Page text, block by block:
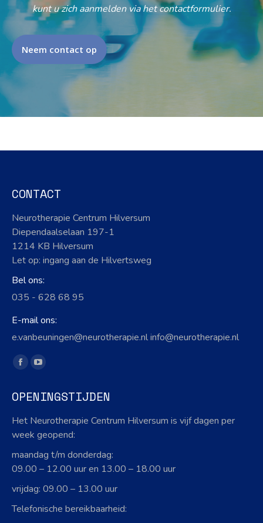
kunt u zich aanmelden via het contactformulier.
Neem contact op
CONTACT
Neurotherapie Centrum Hilversum
Diependaalselaan 197-1
1214 KB Hilversum
Let op: ingang aan de Hilvertsweg
Bel ons:
035 - 628 68 95
E-mail ons:
e.vanbeuningen@neurotherapie.nl info@neurotherapie.nl
Vind ons op:
Facebook
opens
in
new
YouTube
opens
new
OPENINGSTIJDEN
Het Neurotherapie Centrum Hilversum is vijf dagen per
week geopend:
maandag t/m donderdag:
09.00 – 12.00 uur en 13.00 – 18.00 uur
vrijdag: 09.00 – 13.00 uur
Telefonische bereikbaarheid: